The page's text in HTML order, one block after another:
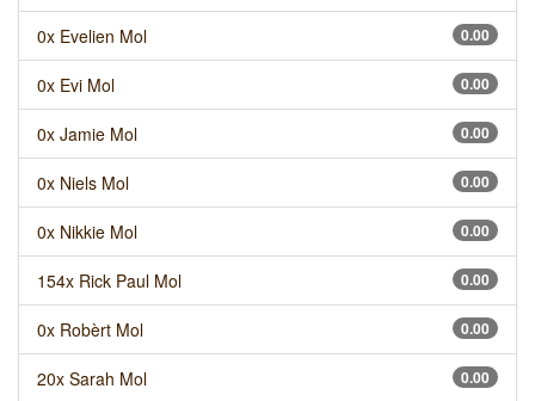
0.00
0x Evelien Mol
0.00
0x Evi Mol
0.00
0x Jamie Mol
0.00
0x Niels Mol
0.00
0x Nikkie Mol
0.00
154x Rick Paul Mol
0.00
0x Robèrt Mol
0.00
20x Sarah Mol